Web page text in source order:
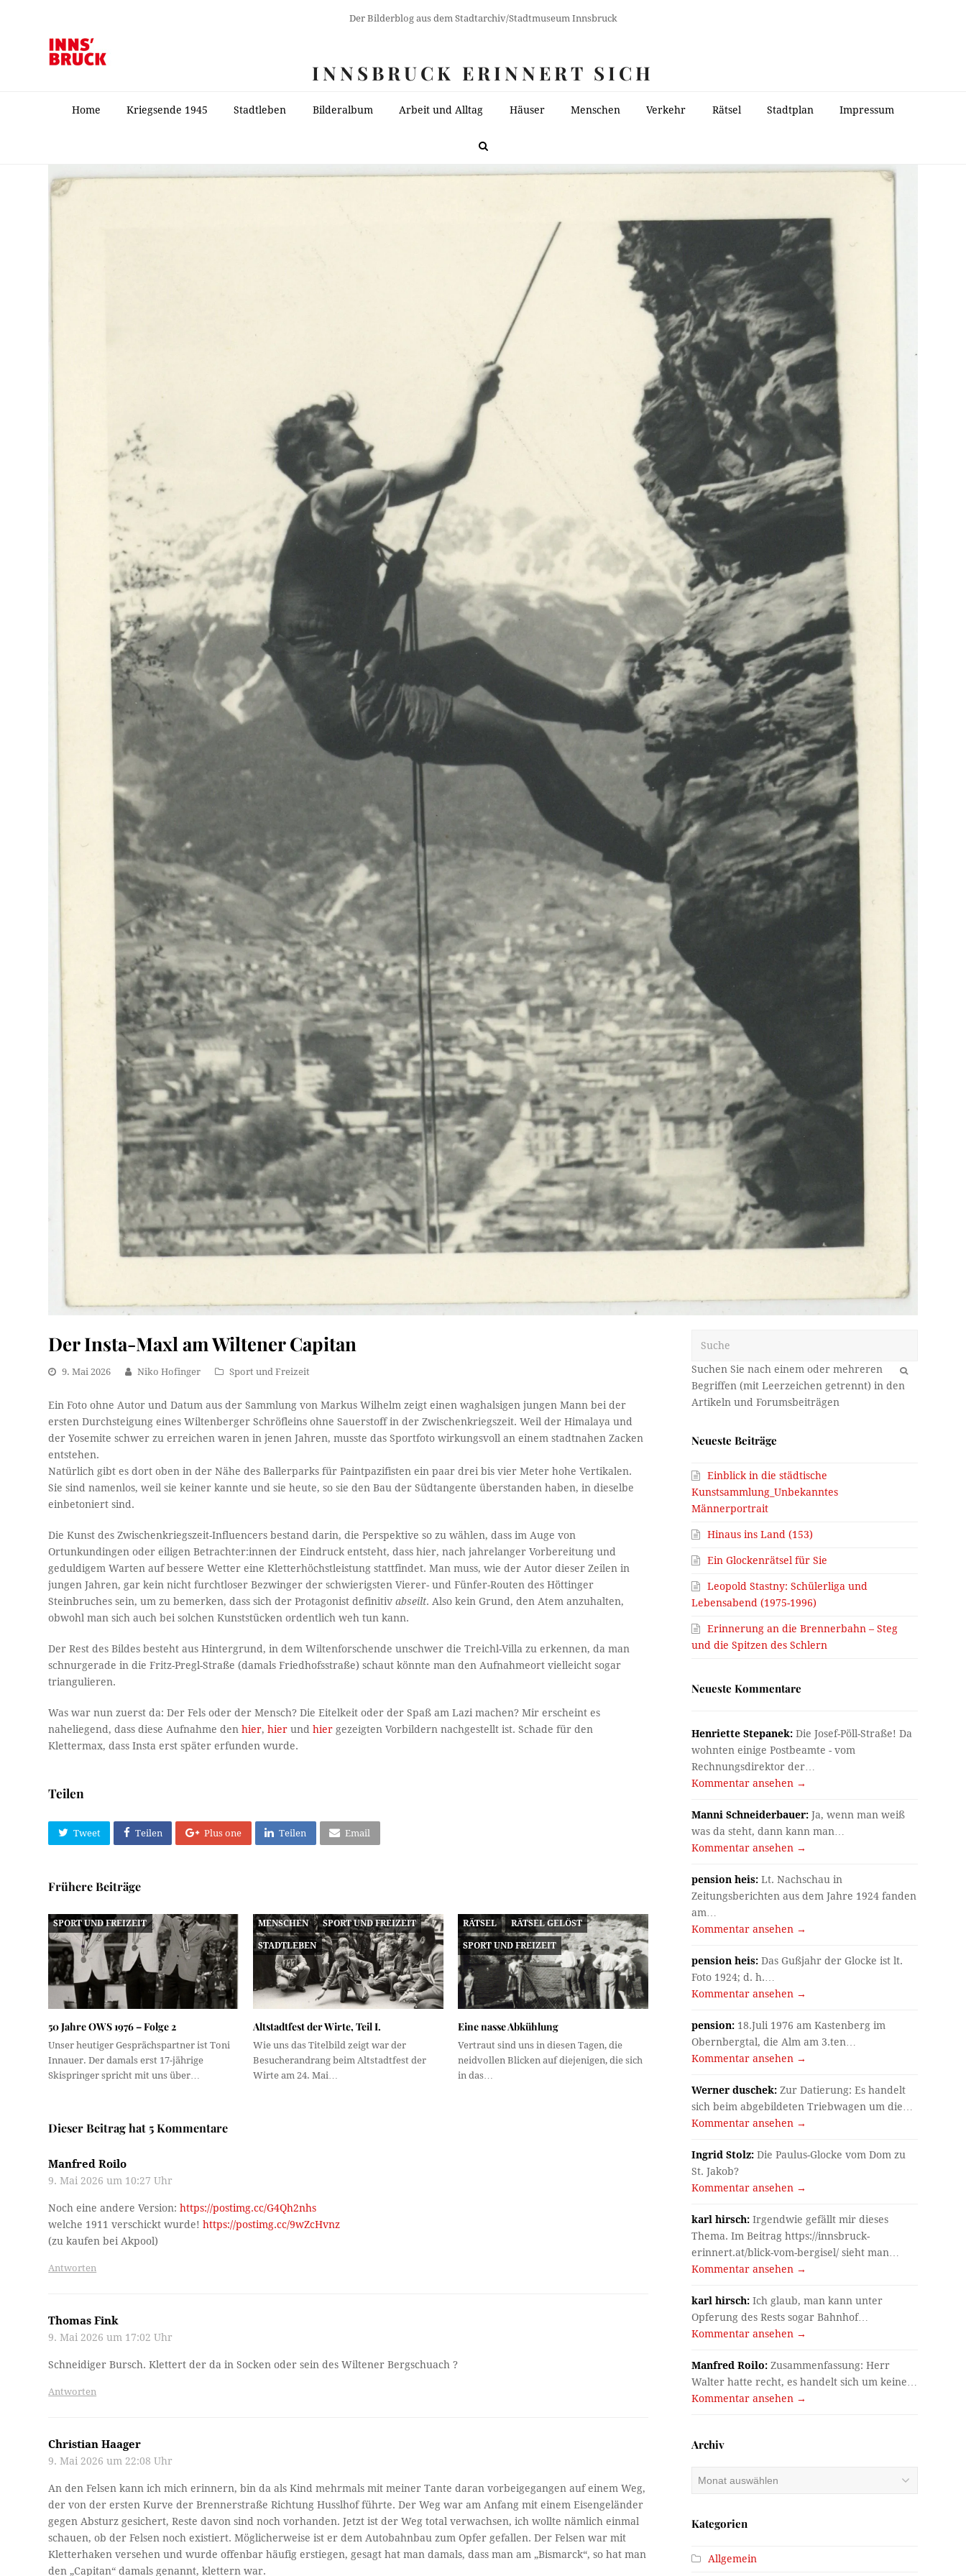
Der Bilderblog aus dem Stadtarchiv/Stadtmuseum Innsbruck
INNSBRUCK ERINNERT SICH
Home Kriegsende 1945 Stadtleben Bilderalbum Arbeit und Alltag Häuser Menschen Verkehr Rätsel Stadtplan Impressum
Der Insta-Maxl am Wiltener Capitan
9. Mai 2026 Niko Hofinger Sport und Freizeit
Ein Foto ohne Autor und Datum aus der Sammlung von Markus Wilhelm zeigt einen waghalsigen jungen Mann bei der
ersten Durchsteigung eines Wiltenberger Schröfleins ohne Sauerstoff in der Zwischenkriegszeit. Weil der Himalaya und
der Yosemite schwer zu erreichen waren in jenen Jahren, musste das Sportfoto wirkungsvoll an einem stadtnahen Zacken
entstehen.
Natürlich gibt es dort oben in der Nähe des Ballerparks für Paintpazifisten ein paar drei bis vier Meter hohe Vertikalen.
Sie sind namenlos, weil sie keiner kannte und sie heute, so sie den Bau der Südtangente überstanden haben, in dieselbe
einbetoniert sind.
Die Kunst des Zwischenkriegszeit-Influencers bestand darin, die Perspektive so zu wählen, dass im Auge von
Ortunkundingen oder eiligen Betrachter:innen der Eindruck entsteht, dass hier, nach jahrelanger Vorbereitung und
geduldigem Warten auf bessere Wetter eine Kletterhöchstleistung stattfindet. Man muss, wie der Autor dieser Zeilen in
jungen Jahren, gar kein nicht furchtloser Bezwinger der schwierigsten Vierer- und Fünfer-Routen des Höttinger
Steinbruches sein, um zu bemerken, dass sich der Protagonist definitivabseilt. Also kein Grund, den Atem anzuhalten,
obwohl man sich auch bei solchen Kunststücken ordentlich weh tun kann.
Der Rest des Bildes besteht aus Hintergrund, in dem Wiltenforschende unschwer die Treichl-Villa zu erkennen, da man
schnurgerade in die Fritz-Pregl-Straße (damals Friedhofsstraße) schaut könnte man den Aufnahmeort vielleicht sogar
triangulieren.
Was war nun zuerst da: Der Fels oder der Mensch? Die Eitelkeit oder der Spaß am Lazi machen? Mir erscheint es
naheliegend, dass diese Aufnahme denhier,hier undhier gezeigten Vorbildern nachgestellt ist. Schade für den
Klettermax, dass Insta erst später erfunden wurde.
Teilen
Tweet Teilen Plus one Teilen Email
Frühere Beiträge
SPORT UND FREIZEIT
50 Jahre OWS 1976 – Folge 2
Unser heutiger Gesprächspartner ist Toni
Innauer. Der damals erst 17-jährige
Skispringer spricht mit uns über…
MENSCHEN SPORT UND FREIZEIT
STADTLEBEN
Altstadtfest der Wirte, Teil I.
Wie uns das Titelbild zeigt war der
Besucherandrang beim Altstadtfest der
Wirte am 24. Mai…
RÄTSEL RÄTSEL GELÖST
SPORT UND FREIZEIT
Eine nasse Abkühlung
Vertraut sind uns in diesen Tagen, die
neidvollen Blicken auf diejenigen, die sich
in das…
Dieser Beitrag hat 5 Kommentare
Manfred Roilo
9. Mai 2026 um 10:27 Uhr
Noch eine andere Version:https://postimg.cc/G4Qh2nhs
welche 1911 verschickt wurde!https://postimg.cc/9wZcHvnz
(zu kaufen bei Akpool)
Antworten
Thomas Fink
9. Mai 2026 um 17:02 Uhr
Schneidiger Bursch. Klettert der da in Socken oder sein des Wiltener Bergschuach ?
Antworten
Christian Haager
9. Mai 2026 um 22:08 Uhr
An den Felsen kann ich mich erinnern, bin da als Kind mehrmals mit meiner Tante daran vorbeigegangen auf einem Weg,
der von der ersten Kurve der Brennerstraße Richtung Husslhof führte. Der Weg war am Anfang mit einem Eisengeländer
gegen Absturz gesichert, Reste davon sind noch vorhanden. Jetzt ist der Weg total verwachsen, ich wollte nämlich einmal
schauen, ob der Felsen noch existiert. Möglicherweise ist er dem Autobahnbau zum Opfer gefallen. Der Felsen war mit
Kletterhaken versehen und wurde offenbar häufig erstiegen, gesagt hat man damals, dass man am „Bismarck“, so hat man
den „Capitan“ damals genannt, klettern war.
OK
Neueste Beiträge
Einblick in die städtische
Kunstsammlung_Unbekanntes
Männerportrait
Hinaus ins Land (153)
Ein Glockenrätsel für Sie
Leopold Stastny: Schülerliga und
Lebensabend (1975-1996)
Erinnerung an die Brennerbahn – Steg
und die Spitzen des Schlern
Neueste Kommentare
Henriette Stepanek: Die Josef-Pöll-Straße! Da
wohnten einige Postbeamte - vom
Rechnungsdirektor der…
Kommentar ansehen →
Manni Schneiderbauer: Ja, wenn man weiß
was da steht, dann kann man…
Kommentar ansehen →
pension heis: Lt. Nachschau in
Zeitungsberichten aus dem Jahre 1924 fanden
am…
Kommentar ansehen →
pension heis: Das Gußjahr der Glocke ist lt.
Foto 1924; d. h.…
Kommentar ansehen →
pension: 18.Juli 1976 am Kastenberg im
Obernbergtal, die Alm am 3.ten…
Kommentar ansehen →
Werner duschek: Zur Datierung: Es handelt
sich beim abgebildeten Triebwagen um die…
Kommentar ansehen →
Ingrid Stolz: Die Paulus-Glocke vom Dom zu
St. Jakob?
Kommentar ansehen →
karl hirsch: Irgendwie gefällt mir dieses
Thema. Im Beitrag https://innsbruck-
erinnert.at/blick-vom-bergisel/ sieht man…
Kommentar ansehen →
karl hirsch: Ich glaub, man kann unter
Opferung des Rests sogar Bahnhof…
Kommentar ansehen →
Manfred Roilo: Zusammenfassung: Herr
Walter hatte recht, es handelt sich um keine…
Kommentar ansehen →
Archiv
Archiv
Kategorien
Allgemein